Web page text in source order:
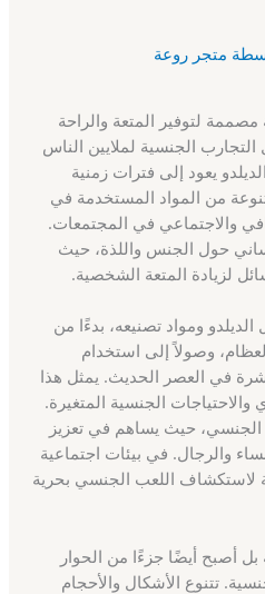
متجر روعة
لتوفير المتعة والراحة
الجنسية لملايين الناس
يعود إلى فترات زمنية
من المواد المستخدمة في
والاجتماعي في المجتمعات.
حول الجنس واللذة، حيث
لزيادة المتعة الشخصية.
ومواد تصنيعه، بدءًا من
وصولاً إلى استخدام
في العصر الحديث. يمثل هذا
والاحتياجات الجنسية المتغيرة.
الجنسي، حيث يساهم في تعزيز
والرجال. في بيئات اجتماعية
لاستكشاف اللعب الجنسي بحرية
بل أصبح أيضًا جزءًا من الحوار
تتنوع الأشكال والأحجام